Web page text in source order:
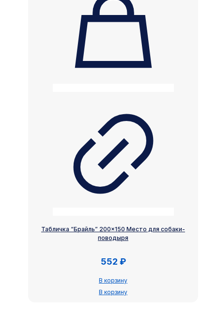
Табличка “Брайль” 200×150 Место для собаки-
поводыря
552 ₽
В корзину
В корзину